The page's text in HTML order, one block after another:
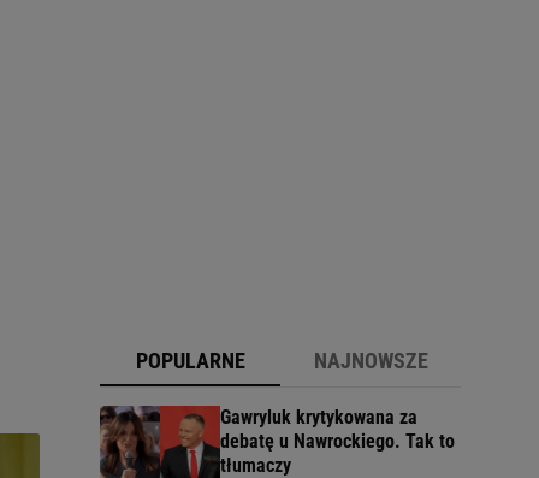
POPULARNE NAJNOWSZE
Gawryluk krytykowana za
debatę u Nawrockiego. Tak to
tłumaczy